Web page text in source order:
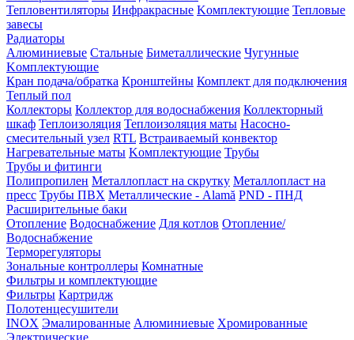
Тепловентиляторы Инфракрасные Kомплектующие Тепловые
завесы
Радиаторы
Алюминиевые Стальные Биметаллические Чугунные
Kомплектующие
Кран подача/обратка Кронштейны Комплект для подключения
Теплый пол
Коллекторы Коллектор для водоснабжения Коллекторный
шкаф Теплоизоляция Теплоизоляция маты Насосно-
смесительный узел RTL Встраиваемый конвектор
Нагревательные маты Kомплектующие Трубы
Трубы и фитинги
Полипропилен Металлопласт на скрутку Металлопласт на
пресс Трубы ПВХ Металлические - Alamă PND - ПНД
Расширительные баки
Отопление Водоснабжение Для котлов Отопление/
Водоснабжение
Терморегуляторы
Зональные контроллеры Комнатные
Фильтры и комплектующие
Фильтры Картридж
Полотенцесушители
INOX Эмалированные Алюминиевые Хромированные
Электрические